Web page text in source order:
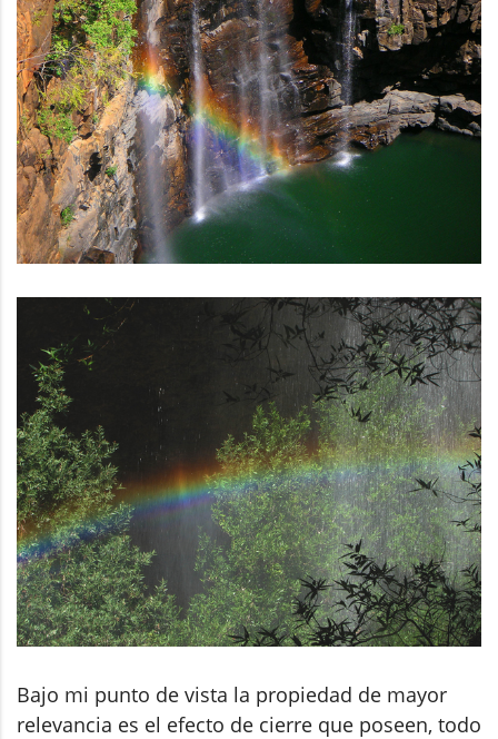
Bajo mi punto de vista la propiedad de mayor
relevancia es el efecto de cierre que poseen, todo